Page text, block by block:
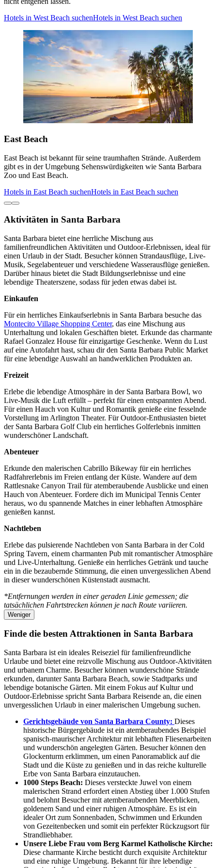
Hotels in West Beach suchenHotels in West Beach suchen
East Beach
East Beach ist bekannt für seine traumhaften Strände. Außerdem
gibt es in der Umgebung Sehenswürdigkeiten wie Santa Barbara
Zoo und East Beach.
Hotels in East Beach suchenHotels in East Beach suchen
Aktivitäten in Santa Barbara
Santa Barbara bietet eine herrliche Mischung aus
familienfreundlichen Aktivitäten und Outdoor-Erlebnissen, ideal für
einen Urlaub in der Stadt. Besucher können Strandausflüge, Live-
Musik, Segelabenteuer und verschiedene Wasserausflüge genießen.
Darüber hinaus bietet die Stadt Bildungserlebnisse und eine
lebendige Theaterszene, sodass für jeden etwas dabei ist.
Einkaufen
Für ein herrliches Einkaufserlebnis in Santa Barbara besuche das
Montecito Village Shopping Center, das eine Mischung aus
Unterhaltung und lokalen Geschäften bietet. Erkunde das charmante
Rafael Gonzalez House für einzigartige Geschenke. Wenn du Lust
auf eine Autofahrt hast, schau dir den Santa Barbara Public Market
für eine lebendige Auswahl an handwerklichen Produkten an.
Freizeit
Erlebe die lebendige Atmosphäre in der Santa Barbara Bowl, wo
Live-Musik die Luft erfüllt – perfekt für einen entspannten Abend.
Für einen Hauch von Kultur und Romantik genieße eine fesselnde
Vorstellung im Arlington Theater. Für Outdoor-Enthusiasten bietet
der Santa Barbara Golf Club ein herrliches Golferlebnis inmitten
wunderschöner Landschaft.
Abenteuer
Erkunde den malerischen Cabrillo Bikeway für ein herrliches
Radfahrerlebnis im Freien entlang der Küste. Wandere auf dem
Rattlesnake Canyon Trail für atemberaubende Ausblicke und einen
Hauch von Abenteuer. Fordere dich im Municipal Tennis Center
heraus, wo du spannende Matches in einer lebhaften Atmosphäre
genießen kannst.
Nachtleben
Erlebe das pulsierende Nachtleben von Santa Barbara in der Cold
Spring Tavern, einem charmanten Pub mit romantischer Atmosphäre
und Live-Unterhaltung. Genieße ein herrliches Getränk und tauche
ein in die bezaubernde Stimmung, die einen unvergesslichen Abend
in dieser wunderschönen Küstenstadt ausmacht.
*Entfernungen werden in einer geraden Linie gemessen; die
tatsächlichen Fahrtstrecken können je nach Route variieren.
Weniger
Finde die besten Attraktionen in Santa Barbara
Santa Barbara ist ein ideales Reiseziel für familienfreundliche
Urlaube und bietet eine reizvolle Mischung aus Outdoor-Aktivitäten
und urbanem Charme. Besucher können wunderschöne Strände
erkunden, darunter Santa Barbara Beach, sowie Stadtparks und
lebendige botanische Gärten. Mit einem Fokus auf Kultur und
Outdoor-Erlebnisse spricht Santa Barbara Reisende an, die einen
unvergesslichen Urlaub in einer malerischen Umgebung suchen.
Gerichtsgebäude von Santa Barbara County: Dieses
historische Bürgergebäude ist ein atemberaubendes Beispiel
spanisch-maurischer Architektur mit lebhaften Fliesenarbeiten
und wunderschön angelegten Gärten. Besucher können den
Glockenturm erklimmen, um einen Panoramablick auf die
Stadt und die Küste zu genießen und in das reiche kulturelle
Erbe von Santa Barbara einzutauchen.
1000 Steps Beach: Dieses versteckte Juwel von einem
malerischen Strand erfordert einen Abstieg über 1.000 Stufen
und belohnt Besucher mit atemberaubenden Meerblicken,
goldenem Sand und einer ruhigen Atmosphäre. Es ist ein
idealer Ort zum Sonnenbaden, Schwimmen und Erkunden
von Gezeitenbecken und somit ein perfekter Rückzugsort für
Strandliebhaber.
Unsere Liebe Frau vom Berg Karmel Katholische Kirche:
Diese charmante Kirche besticht durch exquisite Architektur
und eine ruhige Umgebung. Bekannt für ihre lebendige